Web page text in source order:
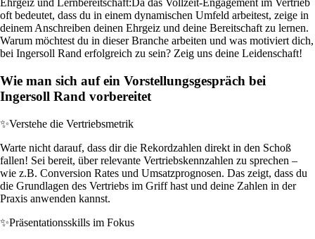
Ehrgeiz und Lernbereitschaft: Da das Vollzeit-Engagement im Vertrieb
oft bedeutet, dass du in einem dynamischen Umfeld arbeitest, zeige in
deinem Anschreiben deinen Ehrgeiz und deine Bereitschaft zu lernen.
Warum möchtest du in dieser Branche arbeiten und was motiviert dich,
bei Ingersoll Rand erfolgreich zu sein? Zeig uns deine Leidenschaft!
Wie man sich auf ein Vorstellungsgespräch bei
Ingersoll Rand vorbereitet
✨Verstehe die Vertriebsmetrik
Warte nicht darauf, dass dir die Rekordzahlen direkt in den Schoß
fallen! Sei bereit, über relevante Vertriebskennzahlen zu sprechen –
wie z.B. Conversion Rates und Umsatzprognosen. Das zeigt, dass du
die Grundlagen des Vertriebs im Griff hast und deine Zahlen in der
Praxis anwenden kannst.
✨Präsentationsskills im Fokus